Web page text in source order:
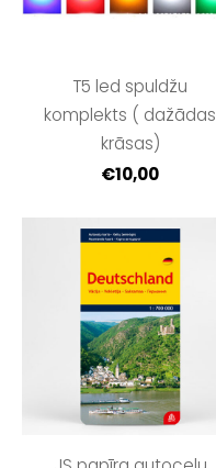
T5 led spuldžu
komplekts ( dažādas
krāsas)
€10,00